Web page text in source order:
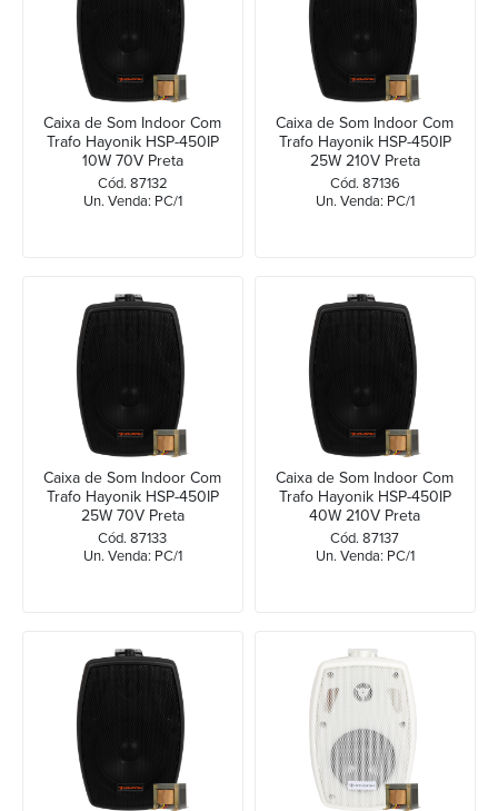
Caixa de Som Indoor Com
Trafo Hayonik HSP-450IP
10W 70V Preta
Cód. 87132
Un. Venda: PC/1
Caixa de Som Indoor Com
Trafo Hayonik HSP-450IP
25W 210V Preta
Cód. 87136
Un. Venda: PC/1
Caixa de Som Indoor Com
Trafo Hayonik HSP-450IP
25W 70V Preta
Cód. 87133
Un. Venda: PC/1
Caixa de Som Indoor Com
Trafo Hayonik HSP-450IP
40W 210V Preta
Cód. 87137
Un. Venda: PC/1